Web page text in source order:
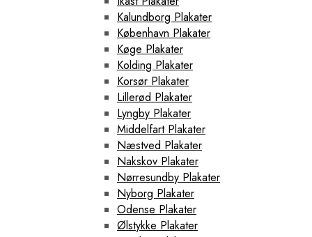
Kalundborg Plakater
København Plakater
Køge Plakater
Kolding Plakater
Korsør Plakater
Lillerød Plakater
Lyngby Plakater
Middelfart Plakater
Næstved Plakater
Nakskov Plakater
Nørresundby Plakater
Nyborg Plakater
Odense Plakater
Ølstykke Plakater